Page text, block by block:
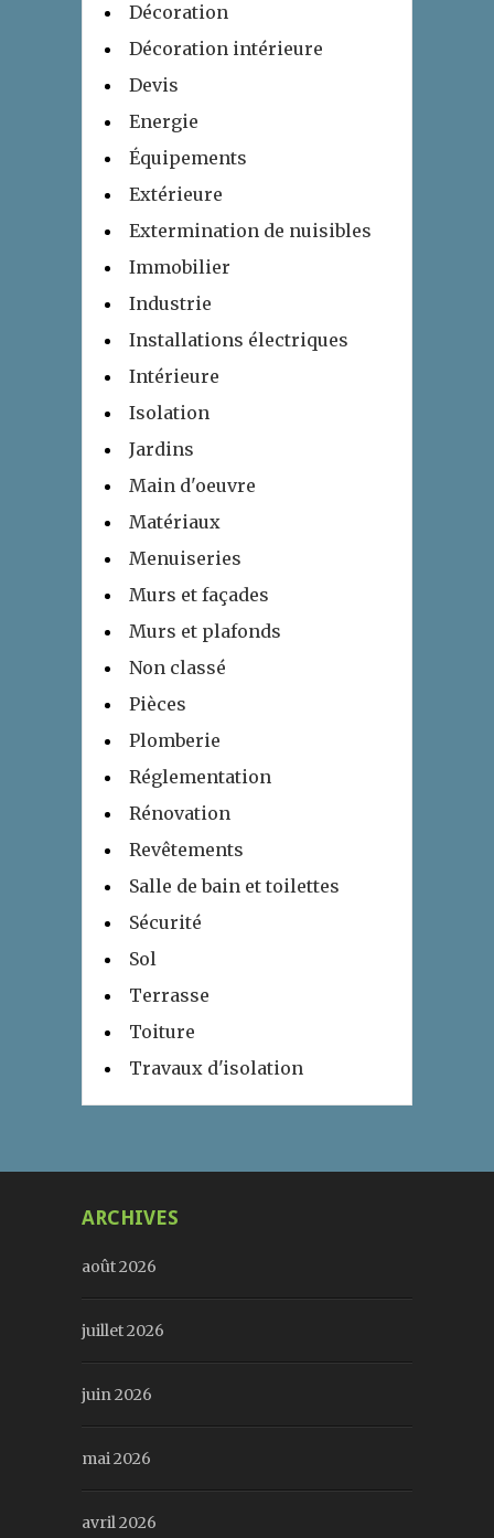
Décoration
Décoration intérieure
Devis
Energie
Équipements
Extérieure
Extermination de nuisibles
Immobilier
Industrie
Installations électriques
Intérieure
Isolation
Jardins
Main d'oeuvre
Matériaux
Menuiseries
Murs et façades
Murs et plafonds
Non classé
Pièces
Plomberie
Réglementation
Rénovation
Revêtements
Salle de bain et toilettes
Sécurité
Sol
Terrasse
Toiture
Travaux d'isolation
ARCHIVES
août 2026
juillet 2026
juin 2026
mai 2026
avril 2026